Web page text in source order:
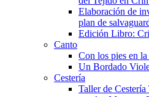
Elaboración de
plan de
Edición Libro:
Canto
Con los pies en
Un Bordado
Cestería
Taller de